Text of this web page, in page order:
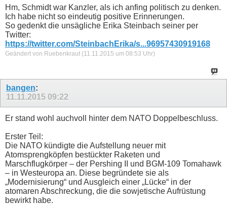
Hm, Schmidt war Kanzler, als ich anfing politisch zu denken.
Ich habe nicht so eindeutig positive Erinnerungen.
So gedenkt die unsägliche Erika Steinbach seiner per
Twitter:
https://twitter.com/SteinbachErika/s...96957430919168
Geändert von Ruebenkraut (11.11.2015 um 08:53 Uhr)
bangen:
11.11.2015 09:22
Er stand wohl auchvoll hinter dem NATO Doppelbeschluss.
Erster Teil:
Die NATO kündigte die Aufstellung neuer mit
Atomsprengköpfen bestückter Raketen und
Marschflugkörper – der Pershing II und BGM-109 Tomahawk
– in Westeuropa an. Diese begründete sie als
„Modernisierung“ und Ausgleich einer „Lücke“ in der
atomaren Abschreckung, die die sowjetische Aufrüstung
bewirkt habe.